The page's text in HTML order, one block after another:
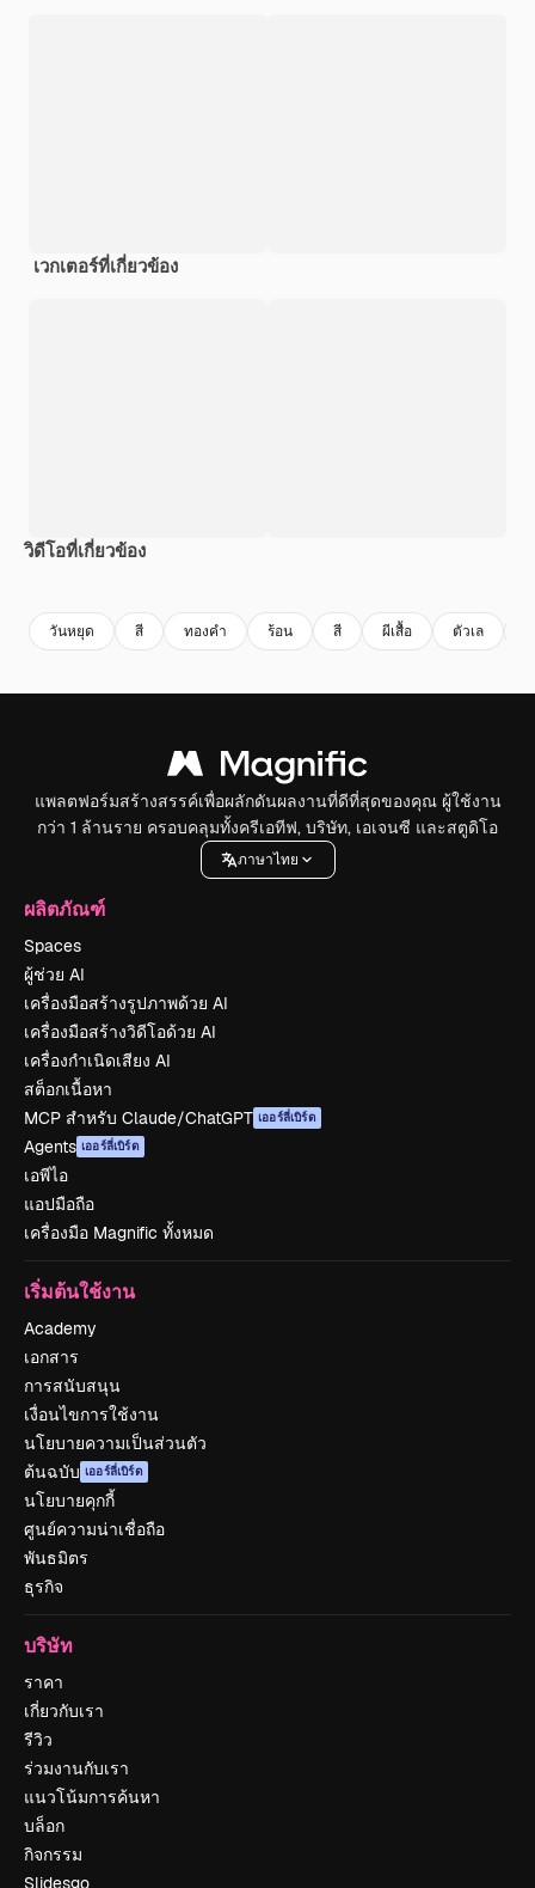
เวกเตอร์ที่เกี่ยวข้อง
วิดีโอที่เกี่ยวข้อง
วันหยุด สี ทองคํา ร้อน สี ผีเสื้อ ตัวเล
แพลตฟอร์มสร้างสรรค์เพื่อผลักดันผลงานที่ดีที่สุดของคุณ ผู้ใช้งาน
กว่า 1 ล้านราย ครอบคลุมทั้งครีเอทีฟ, บริษัท, เอเจนซี และสตูดิโอ
ภาษาไทย
ผลิตภัณฑ์
Spaces
ผู้ช่วย AI
เครื่องมือสร้างรูปภาพด้วย AI
เครื่องมือสร้างวิดีโอด้วย AI
เครื่องกำเนิดเสียง AI
สต็อกเนื้อหา
MCP สำหรับ Claude/ChatGPT เออร์ลี่เบิร์ด
Agents เออร์ลี่เบิร์ด
เอพีไอ
แอปมือถือ
เครื่องมือ Magnific ทั้งหมด
เริ่มต้นใช้งาน
Academy
เอกสาร
การสนับสนุน
เงื่อนไขการใช้งาน
นโยบายความเป็นส่วนตัว
ต้นฉบับ เออร์ลี่เบิร์ด
นโยบายคุกกี้
ศูนย์ความน่าเชื่อถือ
พันธมิตร
ธุรกิจ
บริษัท
ราคา
เกี่ยวกับเรา
รีวิว
ร่วมงานกับเรา
แนวโน้มการค้นหา
บล็อก
กิจกรรม
Slidesgo